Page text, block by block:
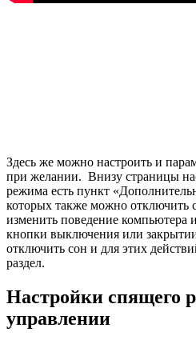
Здесь же можно настроить и
при желании. Внизу страницы
режима есть пункт
которых также можно отключить
изменить поведение компьютера
кнопки выключения или
отключить сон и для этих
раздел.
Настройки спящего
управлении